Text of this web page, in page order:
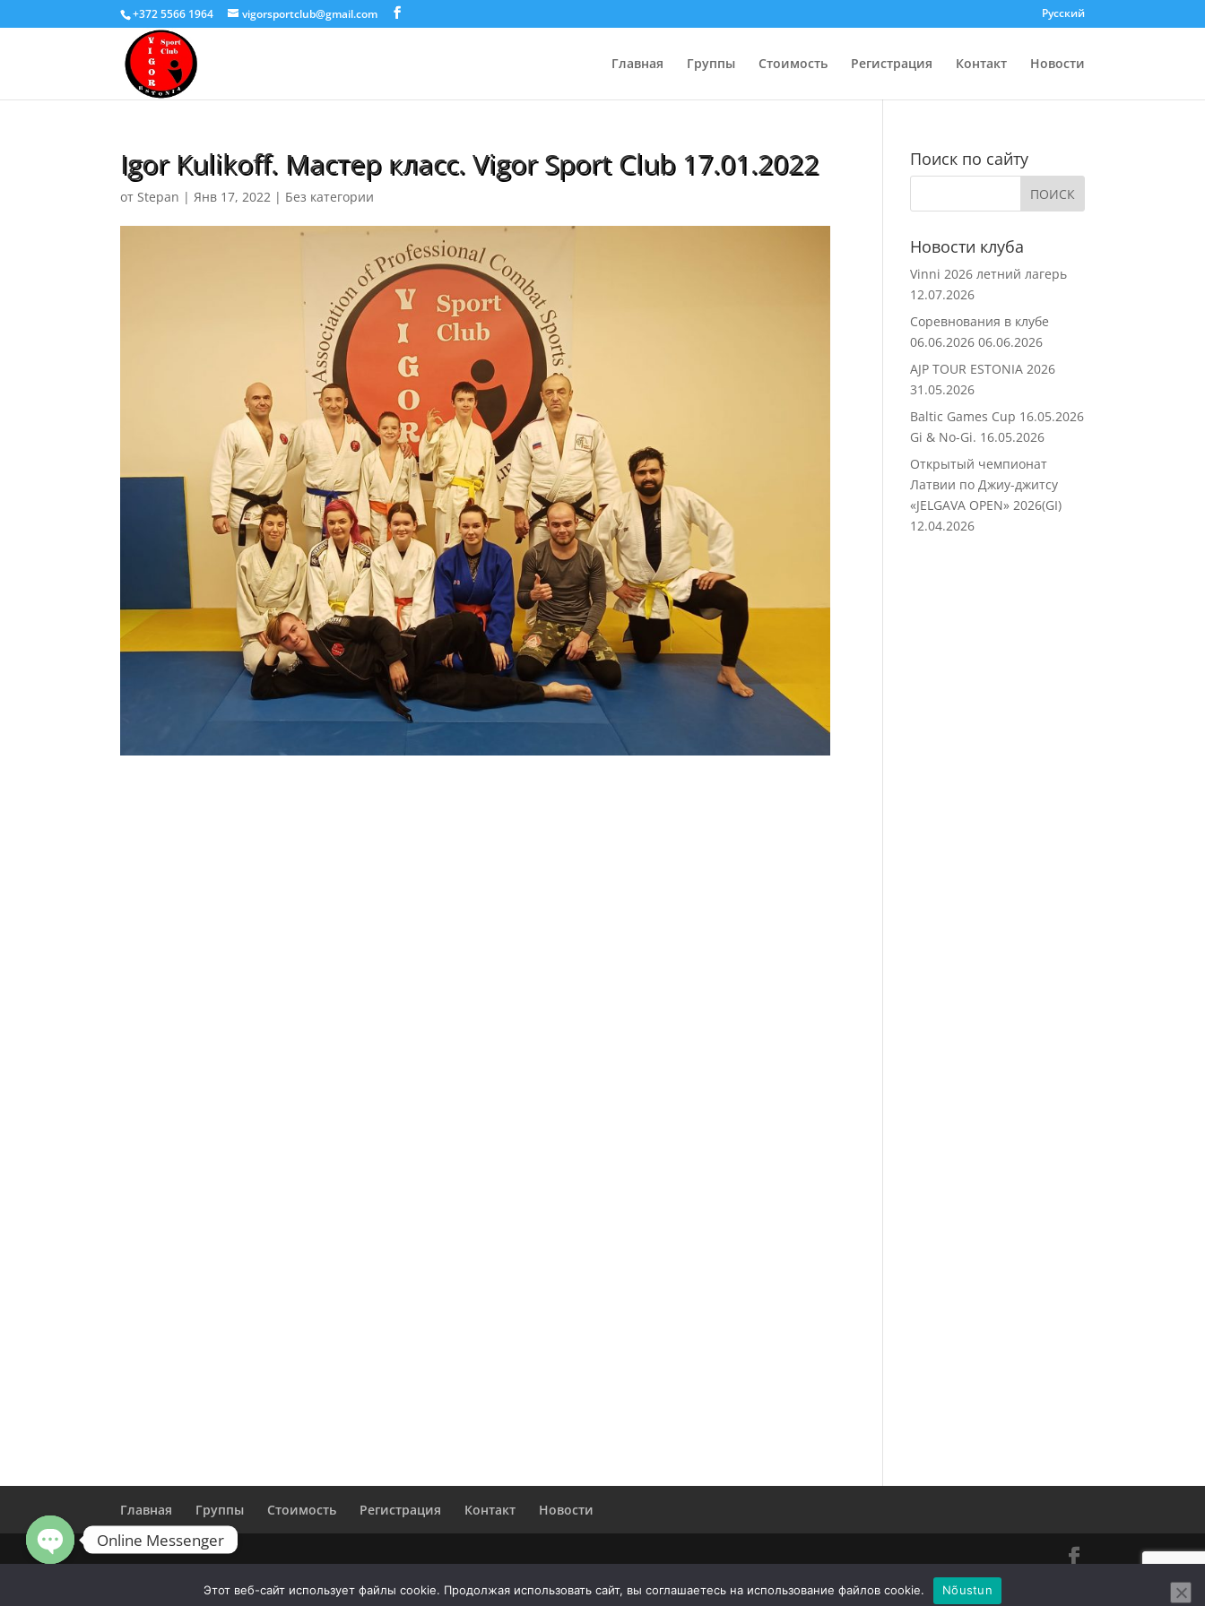
+372 5566 1964 vigorsportclub@gmail.com Русский
Главная Группы Стоимость Регистрация Контакт Новости
Igor Kulikoff. Мастер класс. Vigor Sport Club 17.01.2022
отStepan |Янв 17, 2022 | Без категории
Поиск по сайту
Новости клуба
Vinni 2026 летний лагерь
12.07.2026
Соревнования в клубе
06.06.2026 06.06.2026
AJP TOUR ESTONIA 2026
31.05.2026
Baltic Games Cup 16.05.2026
Gi & No-Gi. 16.05.2026
Открытый чемпионат
Латвии по Джиу-джитсу
«JELGAVA OPEN» 2026(GI)
12.04.2026
Главная Группы Стоимость Регистрация Контакт Новости
Этот веб-сайт использует файлы cookie. Продолжая использовать сайт, вы соглашаетесь на использование файлов cookie. Nõustun
Online Messenger